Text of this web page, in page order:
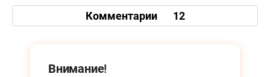
Комментарии 12
Внимание!